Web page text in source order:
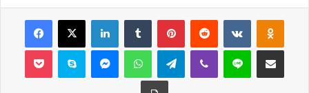
Facebook
X LinkedInTumblr PinterestReddit VKontakte
Pocket Skype MessengerWhatsAppTelegramViber Line E-Posta ile
Yazdır